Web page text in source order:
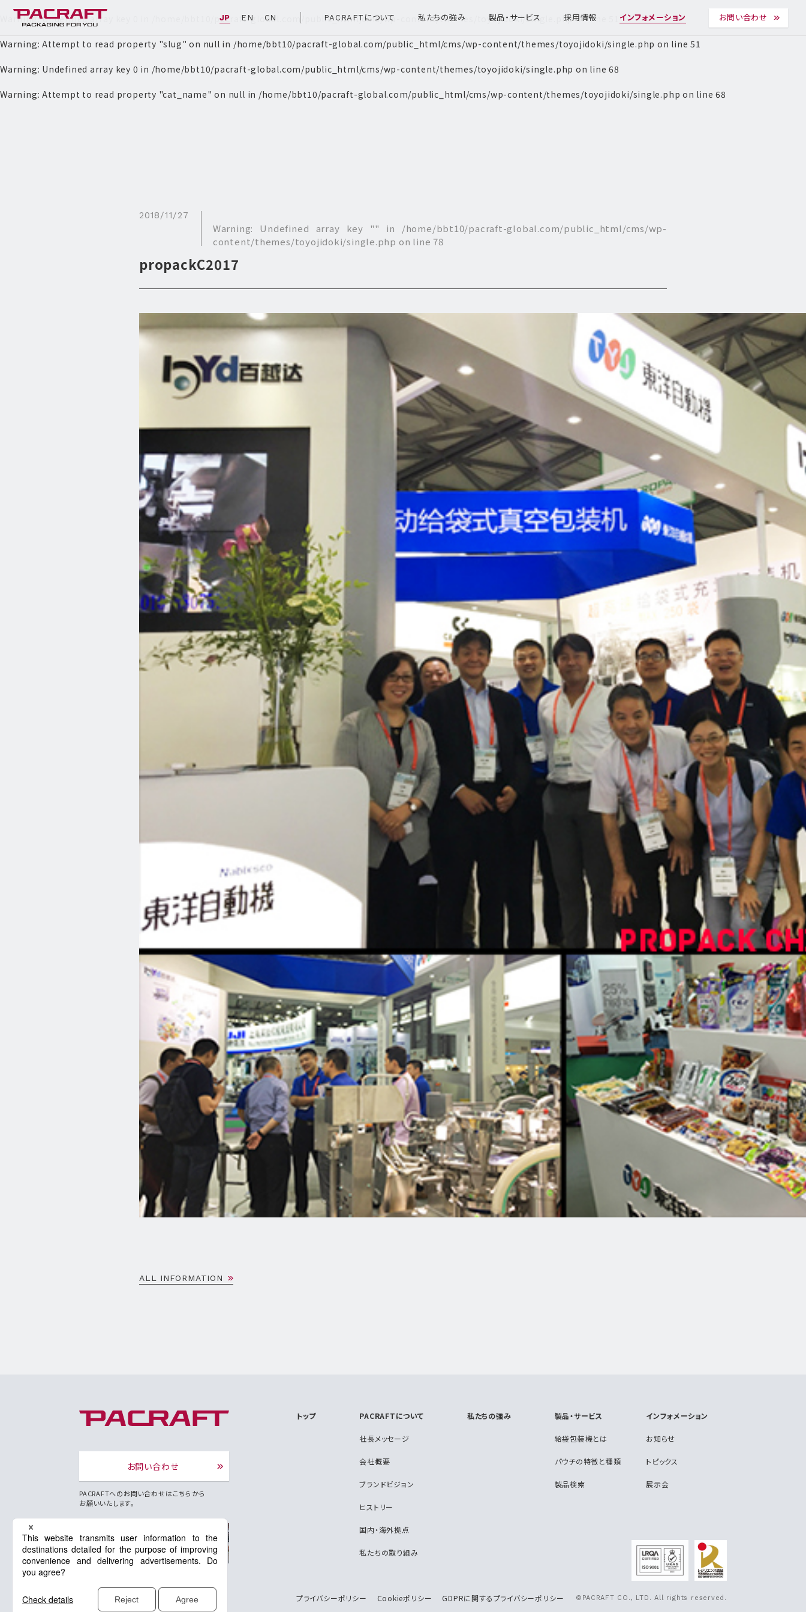
JP EN CN PACRAFTについて 私たちの強み 製品・サービス 採用情報 インフォメーション お問い合わせ
Warning: Undefined array key 0 in /home/bbt10/pacraft-global.com/public_html/cms/wp-content/themes/toyojidoki/single.phpon line
Warning: Attempt to read property "slug" on null in /home/bbt10/pacraft-global.com/public_html/cms/wp-content/themes/toyojidoki/single.php on line51
Warning: Undefined array key 0 in /home/bbt10/pacraft-global.com/public_html/cms/wp-content/themes/toyojidoki/single.php on line68
Warning: Attempt to read property "cat_name" on null in /home/bbt10/pacraft-global.com/public_html/cms/wp-content/themes/toyojidoki/single.php on line68
2018/11/27
Warning: Undefined array key "" in /home/bbt10/pacraft-global.com/public_html/cms/wp-
content/themes/toyojidoki/single.php on line 78
propackC2017
ALL INFORMATION
お問い合わせ
PACRAFTへのお問い合わせはこちらから
お願いいたします。
トップ PACRAFTについて
社長メッセージ
会社概要
ブランドビジョン
ヒストリー
国内・海外拠点
私たちの取り組み
私たちの強み 製品・サービス
給袋包装機とは
パウチの特徴と種類
製品検索
インフォメーション
お知らせ
トピックス
展示会
プライバシーポリシー Cookieポリシー GDPRに関するプライバシーポリシー ©PACRAFT CO., LTD. All rights reserved.